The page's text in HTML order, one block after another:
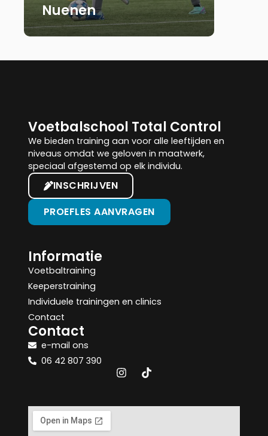
Nuenen
Voetbalschool Total Control
We bieden training aan voor alle leeftijden en
niveaus omdat we geloven in maatwerk,
speciaal afgestemd op elk individu.
INSCHRIJVEN
PROEFLES AANVRAGEN
Informatie
Voetbaltraining
Keeperstraining
Individuele trainingen en clinics
Contact
Contact
e-mail ons
06 42 807 390